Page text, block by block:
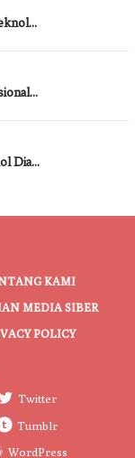
Dia…
KAMI
MEDIA SIBER
POLICY
Twitter
Tumblr
WordPress